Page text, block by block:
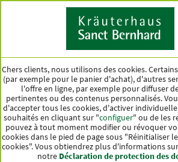
Pays
Ok
CATÉGORIES OFFRES BEST-
Chers clients, nous utilisons des cookies.
(par exemple pour le panier d'achat), d'autres
l'offre en ligne, par exemple pour diffuser
pertinentes ou des contenus personnalisés.
d'accepter tous les cookies, d'activer
souhaités en cliquant sur "configuer" ou de les
pouvez à tout moment modifier ou révoquer
cookies dans le pied de page sous "Réinitialiser
cookies". Vous obtiendrez plus d'informations
notre Déclaration de protection des